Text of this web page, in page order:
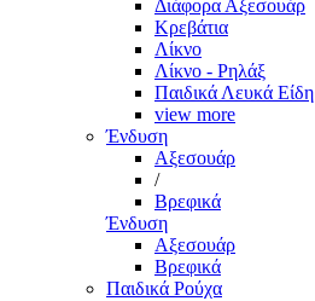
Διάφορα Αξεσουάρ
Κρεβάτια
Λίκνο
Λίκνο - Ρηλάξ
Παιδικά Λευκά Είδη
view more
Ένδυση
Αξεσουάρ
/
Βρεφικά
Ένδυση
Αξεσουάρ
Βρεφικά
Παιδικά Ρούχα